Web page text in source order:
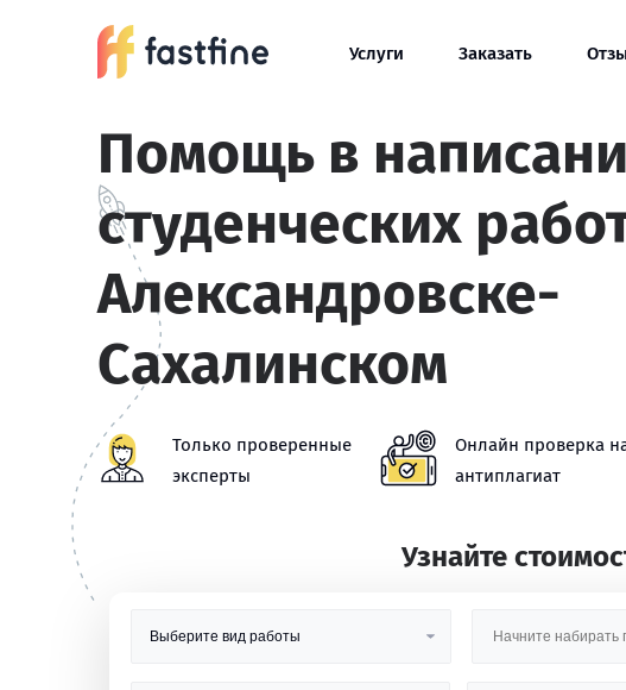
Услуги Заказать
Помощь в
студенческих
Александровске-
Сахалинском
Только проверенные
эксперты
Онлайн проверка
антиплагиат
Узнайте